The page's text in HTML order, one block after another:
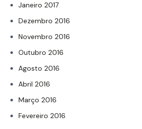
Janeiro 2017
Dezembro 2016
Novembro 2016
Outubro 2016
Agosto 2016
Abril 2016
Março 2016
Fevereiro 2016